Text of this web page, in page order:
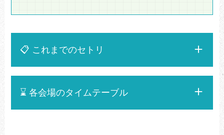
📋️ これまでのセトリ
⌛️ 各会場のタイムテーブル